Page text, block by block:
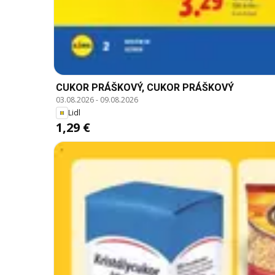
CUKOR PRÁŠKOVÝ, CUKOR PRÁŠKOVÝ
03.08.2026- 09.08.2026
Lidl
1,29 €